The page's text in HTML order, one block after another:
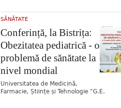
SĂNĂTATE
Conferință, la Bistrița:
Obezitatea pediatrică - o
problemă de sănătate la
nivel mondial
Universitatea de Medicină,
Farmacie, Științe și Tehnologie "G.E.